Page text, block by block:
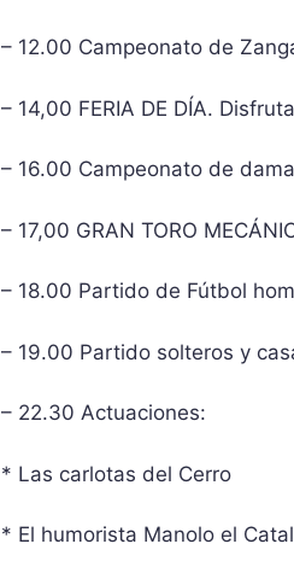
– 12.00 Campeonato de
– 14,00 FERIA DE DÍA.
– 16.00 Campeonato de
– 17,00 GRAN TORO
– 18.00 Partido de Fútbol
– 19.00 Partido solteros y
– 22.30 Actuaciones:
* Las carlotas del Cerro
* El humorista Manolo el